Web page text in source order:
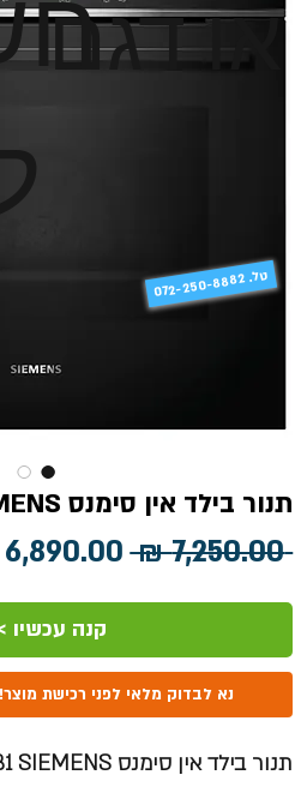
או דגם
תנור בילד אין סימנס HB774G1B1 SIEMENS
‏7,250.00 ‏₪
מחיר
רגיל
קנה עכשיו
נא לבדוק מלאי לפני רכישת מוצר! - טל: 072-
תנור בילד אין סימנס HB774G1B1 SIEMENS
072-250-8882 .טל